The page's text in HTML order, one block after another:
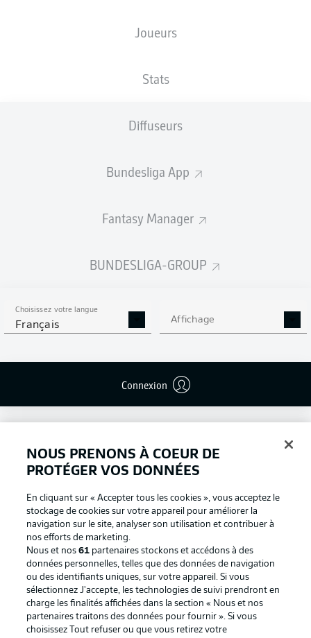
Joueurs
Stats
Diffuseurs
Bundesliga App
Fantasy Manager
BUNDESLIGA-GROUP
Choisissez votre langue
Français Affichage
Connexion
Publicité
Football as it's meant to be
NOUS PRENONS À COEUR DE
PROTÉGER VOS DONNÉES
En cliquant sur « Accepter tous les cookies », vous acceptez le
stockage de cookies sur votre appareil pour améliorer la
navigation sur le site, analyser son utilisation et contribuer à
nos efforts de marketing.
Nous et nos61 partenaires stockons et accédons à des
données personnelles, telles que des données de navigation
ou des identifiants uniques, sur votre appareil. Si vous
sélectionnez J'accepte, les technologies de suivi prendront en
charge les finalités affichées dans la section « Nous et nos
partenaires traitons des données pour fournir ». Si vous
choisissez Tout refuser ou que vous retirez votre